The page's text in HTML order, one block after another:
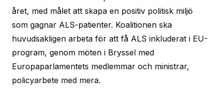
året, med målet att skapa en positiv politisk miljö
som gagnar ALS-patienter. Koalitionen ska
huvudsakligen arbeta för att få ALS inkluderat i EU-
program, genom möten i Bryssel med
Europaparlamentets medlemmar och ministrar,
policyarbete med mera.